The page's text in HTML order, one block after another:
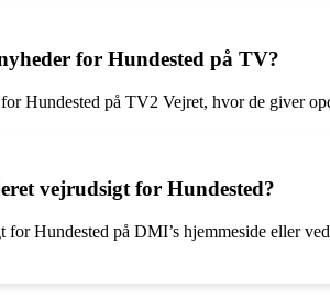
for Hundested på TV?
Hundested på TV2 Vejret, hvor de giver
vejrudsigt for Hundested?
Hundested på DMI’s hjemmeside eller